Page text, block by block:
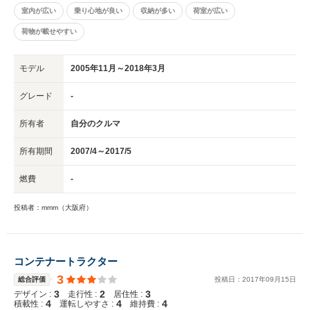
室内が広い 乗り心地が良い 収納が多い 荷室が広い
荷物が載せやすい
モデル 2005年11月～2018年3月
グレード -
所有者 自分のクルマ
所有期間 2007/4～2017/5
燃費 -
投稿者：mmm（大阪府）
コンテナートラクター
総合評価 3 投稿日： 2017年09 月 15日
デザイン : 3 走行性 : 2 居住性 : 3
積載性 : 4 運転しやすさ : 4 維持費 : 4